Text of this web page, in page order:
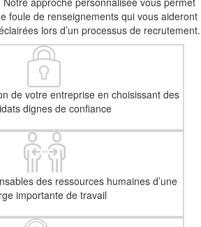
foule de renseignements qui vous aideront
lors d’un processus de recrutement.
de votre entreprise en choisissant des
dignes de confiance
des ressources humaines d’une
importante de travail